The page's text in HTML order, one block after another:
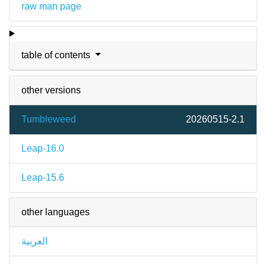
raw man page
table of contents
other versions
Tumbleweed 20260515-2.1
Leap-16.0
Leap-15.6
other languages
العربية